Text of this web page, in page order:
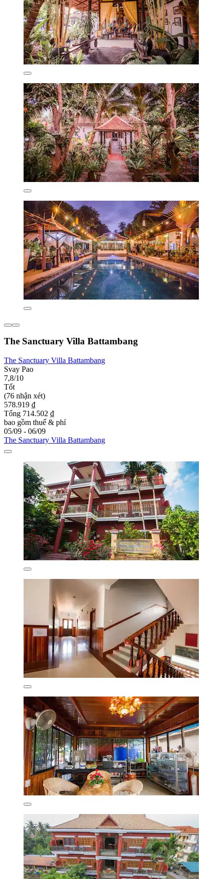
The Sanctuary Villa Battambang
The Sanctuary Villa Battambang
Svay Pao
7,8/10
Tốt
(76 nhận xét)
578.919 ₫
Tổng 714.502 ₫
bao gồm thuế & phí
05/09 - 06/09
The Sanctuary Villa Battambang